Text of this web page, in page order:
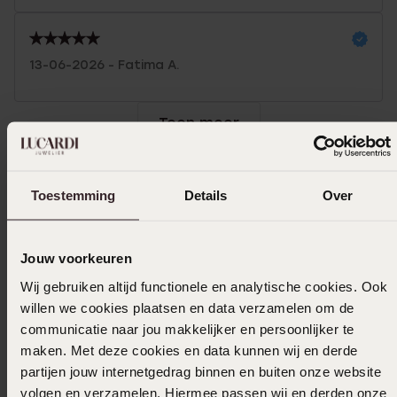
Toestemming Details Over
Jouw voorkeuren
Wij gebruiken altijd functionele en analytische cookies. Ook
willen we cookies plaatsen en data verzamelen om de
communicatie naar jou makkelijker en persoonlijker te
maken. Met deze cookies en data kunnen wij en derde
partijen jouw internetgedrag binnen en buiten onze website
volgen en verzamelen. Hiermee passen wij en derden onze
13-06-2026 - Fatima A.
Toon meer
Ook leuk voor jou